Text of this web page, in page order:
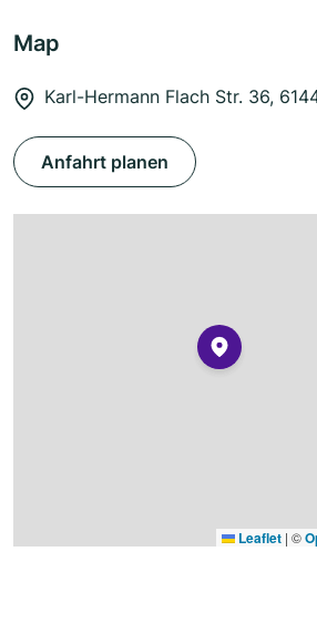
Map
Karl-Hermann Flach Str. 36,
Anfahrt planen
Leaflet | ©